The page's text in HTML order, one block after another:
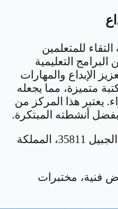
للمتعلمين
التعليمية
الإبداع والمهارات
متميزة، مما يجعله
يعتبر هذا المركز من
بفضل أنشطته المبتكرة.
A 4HM7+JR9، الشاطئ، الفناتير، الجبيل 35811، المملكة
فنية، مختبرات